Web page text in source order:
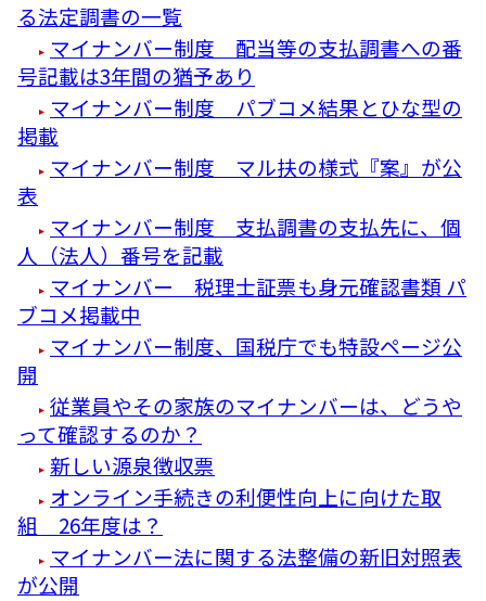
る法定調書の一覧
マイナンバー制度 配当等の支払調書への番
号記載は3年間の猶予あり
マイナンバー制度 パブコメ結果とひな型の
掲載
マイナンバー制度 マル扶の様式『案』が公
表
マイナンバー制度 支払調書の支払先に、個
人（法人）番号を記載
マイナンバー 税理士証票も身元確認書類 パ
ブコメ掲載中
マイナンバー制度、国税庁でも特設ページ公
開
従業員やその家族のマイナンバーは、どうや
って確認するのか？
新しい源泉徴収票
オンライン手続きの利便性向上に向けた取
組 26年度は？
マイナンバー法に関する法整備の新旧対照表
が公開